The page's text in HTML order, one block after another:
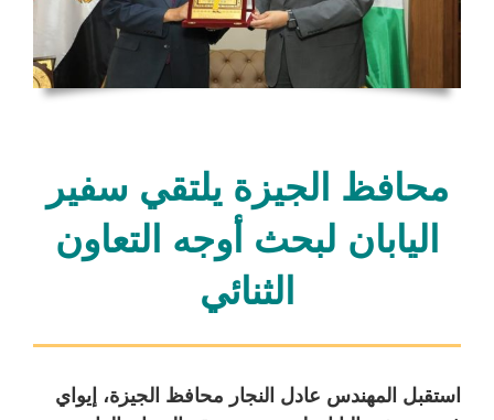
محافظ الجيزة يلتقي سفير
اليابان لبحث أوجه التعاون
الثنائي
استقبل المهندس عادل النجار محافظ الجيزة، إيواي